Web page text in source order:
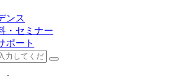
ンス
・セミナー
ポート